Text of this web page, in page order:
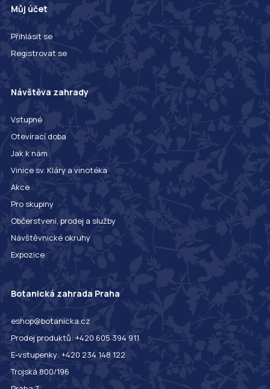
Můj účet
Přihlásit se
Registrovat se
Návštěva zahrady
Vstupné
Otevírací doba
Jak k nám
Vinice sv. Kláry a vinotéka
Akce
Pro skupiny
Občerstvení, prodej a služby
Návštěvnické okruhy
Expozice
Botanická zahrada Praha
eshop@botanicka.cz
Prodej produktů: +420 605 394 911
E-vstupenky: +420 234 148 122
Trojská 800/196